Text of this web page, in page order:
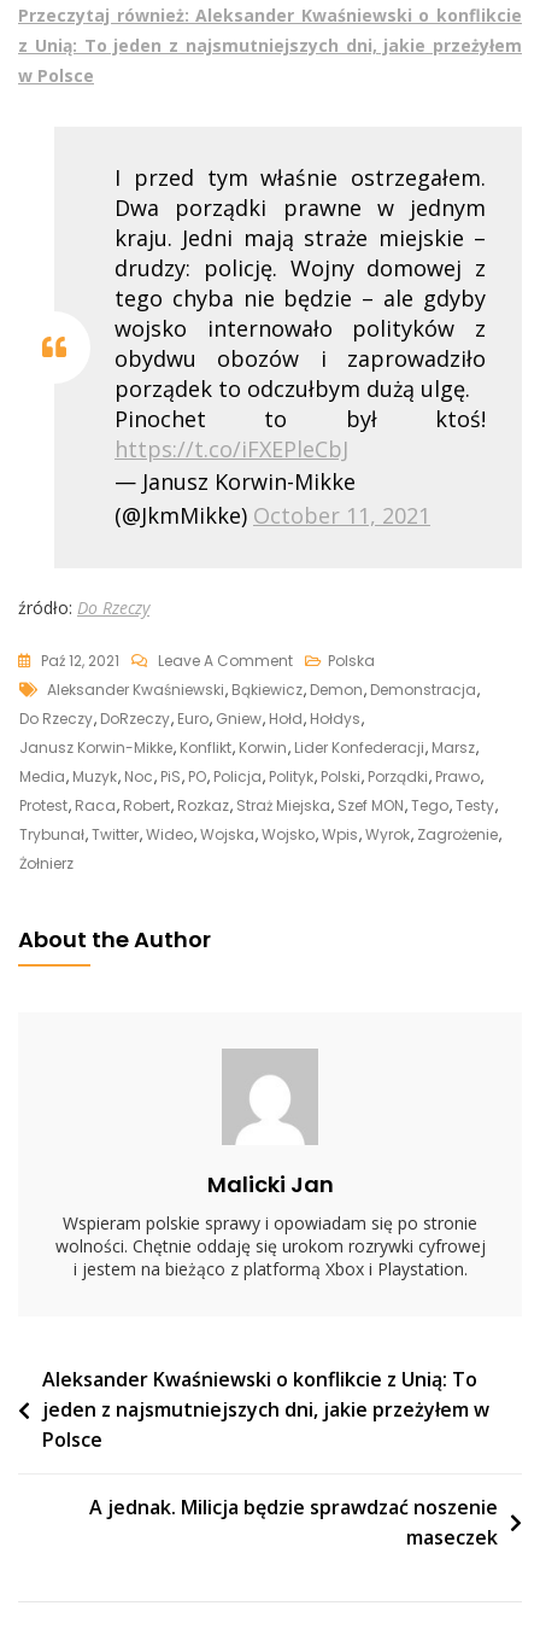
Przeczytaj również: Aleksander Kwaśniewski o konflikcie
z Unią: To jeden z najsmutniejszych dni, jakie przeżyłem
w Polsce
I przed tym właśnie ostrzegałem.
Dwa porządki prawne w jednym
kraju. Jedni mają straże miejskie –
drudzy: policję. Wojny domowej z
tego chyba nie będzie – ale gdyby
wojsko internowało polityków z
obydwu obozów i zaprowadziło
porządek to odczułbym dużą ulgę.
Pinochet to był ktoś!
https://t.co/iFXEPleCbJ
— Janusz Korwin-Mikke
(@JkmMikke) October 11, 2021
źródło: Do Rzeczy
Paź 12, 2021 Leave A CommentOn
Korwin-
Mikke
Odpowiedział
Hołdysowi.
Chciałby,
By
Polska
Tags
Aleksander Kwaśniewski, Bąkiewicz, Demon, Demonstracja,
Do Rzeczy, DoRzeczy, Euro, Gniew, Hołd, Hołdys,
Janusz Korwin-Mikke, Konflikt, Korwin, Lider Konfederacji, Marsz,
Media, Muzyk, Noc, PiS, PO, Policja, Polityk, Polski, Porządki, Prawo,
Protest, Raca, Robert, Rozkaz, Straż Miejska, Szef MON,Tego,Testy,
Trybunał,Twitter,Wideo,Wojska,Wojsko,Wpis,Wyrok, Zagrożenie,
Żołnierz
About the Author
Malicki Jan
Wspieram polskie sprawy i opowiadam się po stronie
wolności. Chętnie oddaję się urokom rozrywki cyfrowej
i jestem na bieżąco z platformą Xbox i Playstation.
Nawigacja
wpisu
Aleksander Kwaśniewski o konflikcie z Unią: To
jeden z najsmutniejszych dni, jakie przeżyłem w
Polsce
A jednak. Milicja będzie sprawdzać noszenie
maseczek